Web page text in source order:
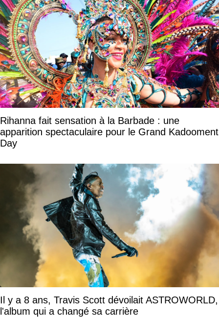
Rihanna fait sensation à la Barbade : une
apparition spectaculaire pour le Grand Kadooment
Day
Il y a 8 ans, Travis Scott dévoilait ASTROWORLD,
l'album qui a changé sa carrière